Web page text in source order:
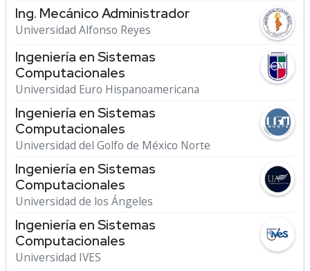
Ing. Mecánico Administrador
Universidad Alfonso Reyes
Ingeniería en Sistemas
Computacionales
Universidad Euro Hispanoamericana
Ingeniería en Sistemas
Computacionales
Universidad del Golfo de México Norte
Ingeniería en Sistemas
Computacionales
Universidad de los Ángeles
Ingeniería en Sistemas
Computacionales
Universidad IVES